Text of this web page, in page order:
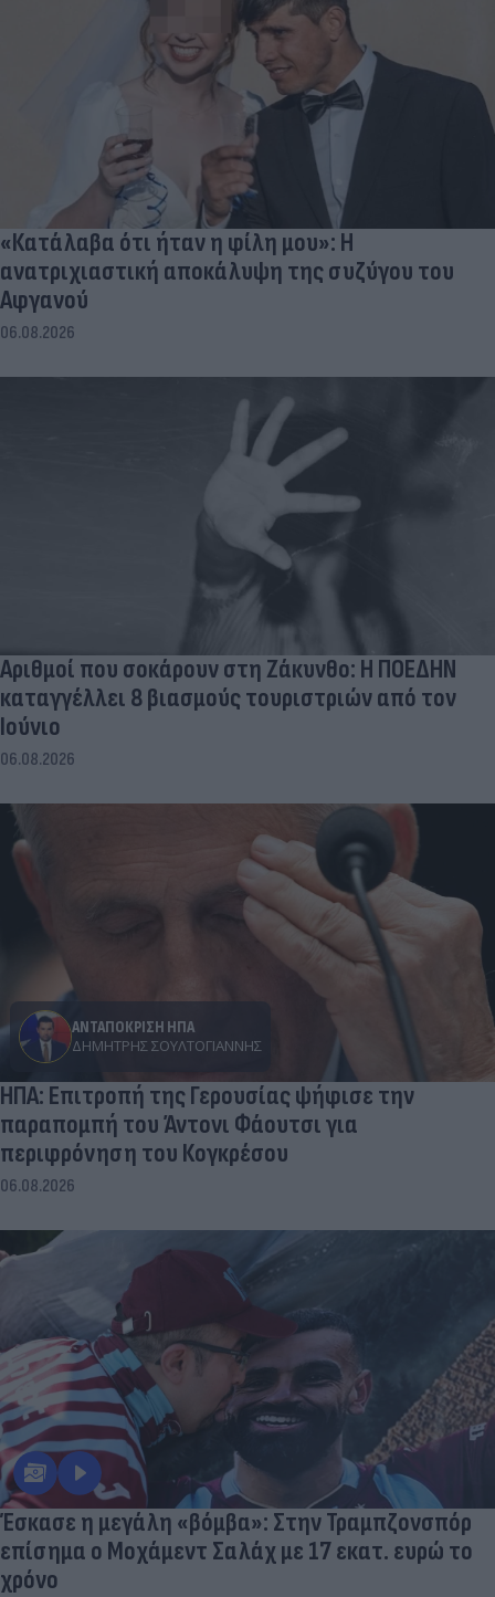
«Κατάλαβα ότι ήταν η φίλη μου»: Η
ανατριχιαστική αποκάλυψη της συζύγου του
Αφγανού
06.08.2026
Αριθμοί που σοκάρουν στη Ζάκυνθο: Η ΠΟΕΔΗΝ
καταγγέλλει 8 βιασμούς τουριστριών από τον
Ιούνιο
06.08.2026
ΑΝΤΑΠΟΚΡΙΣΗ ΗΠΑ
ΔΗΜΉΤΡΗΣ ΣΟΥΛΤΟΓΙΆΝΝΗΣ
ΗΠΑ: Επιτροπή της Γερουσίας ψήφισε την
παραπομπή του Άντονι Φάουτσι για
περιφρόνηση του Κογκρέσου
06.08.2026
Έσκασε η μεγάλη «βόμβα»: Στην Τραμπζονσπόρ
επίσημα ο Μοχάμεντ Σαλάχ με 17 εκατ. ευρώ το
χρόνο